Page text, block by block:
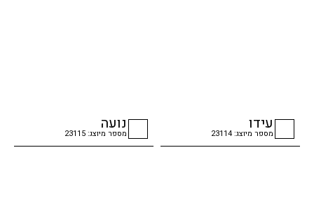
עידו
מספר מיוצג: 23114
נועה
מספר מיוצג: 23115